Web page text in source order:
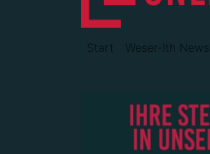
Start Weser-Ith News